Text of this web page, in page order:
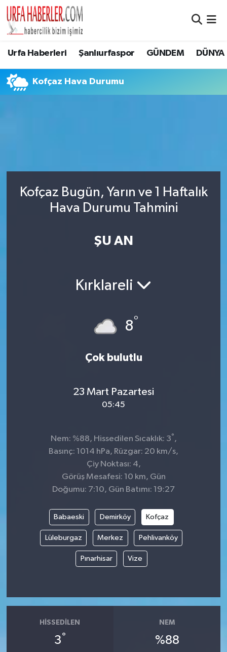
Urfa Haberleri Şanlıurfaspor GÜNDEM DÜNYA
Kofçaz Hava Durumu
Kofçaz Bugün, Yarın ve 1 Haftalık
Hava Durumu Tahmini
ŞU AN
Kırklareli
8°
Çok bulutlu
23 Mart Pazartesi
05:45
Nem: %88, Hissedilen Sıcaklık: 3°,
Basınç: 1014 hPa, Rüzgar: 20 km/s,
Çiy Noktası: 4,
Görüş Mesafesi: 10 km, Gün
Doğumu: 7:10, Gün Batımı: 19:27
Babaeski Demirköy Kofçaz
Lüleburgaz Merkez Pehlivanköy
Pınarhisar Vize
HISSEDILEN
3°
NEM
%88
Şanlıurfa Nöbetçi Eczaneler
Son Dakika Haberleri